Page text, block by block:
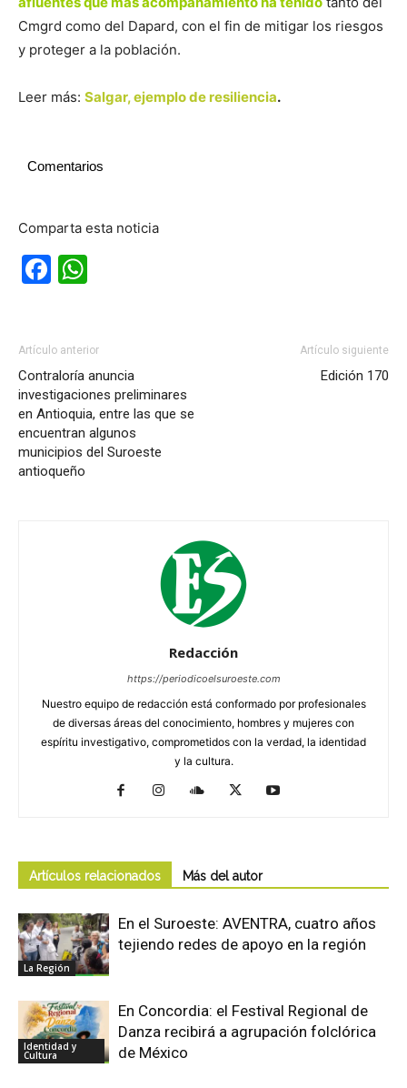
Cmgrd como del Dapard, con el fin de mitigar los riesgos
y proteger a la población.
Leer más: Salgar, ejemplo de resiliencia.
Comentarios
Comparta esta noticia
Facebook
Artículo anterior
Contraloría anuncia
investigaciones preliminares
en Antioquia, entre las que se
encuentran algunos
municipios del Suroeste
antioqueño
Artículo siguiente
Edición 170
Redacción
https://periodicoelsuroeste.com
Nuestro equipo de redacción está conformado por profesionales
de diversas áreas del conocimiento, hombres y mujeres con
espíritu investigativo, comprometidos con la verdad, la identidad
y la cultura.
Artículos relacionados Más del autor
La Región
En el Suroeste: AVENTRA, cuatro años
tejiendo redes de apoyo en la región
Identidad y
Cultura
En Concordia: el Festival Regional de
Danza recibirá a agrupación folclórica
de México